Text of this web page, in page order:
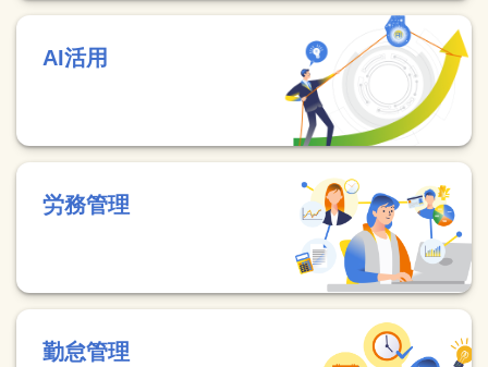
AI活用
労務管理
勤怠管理